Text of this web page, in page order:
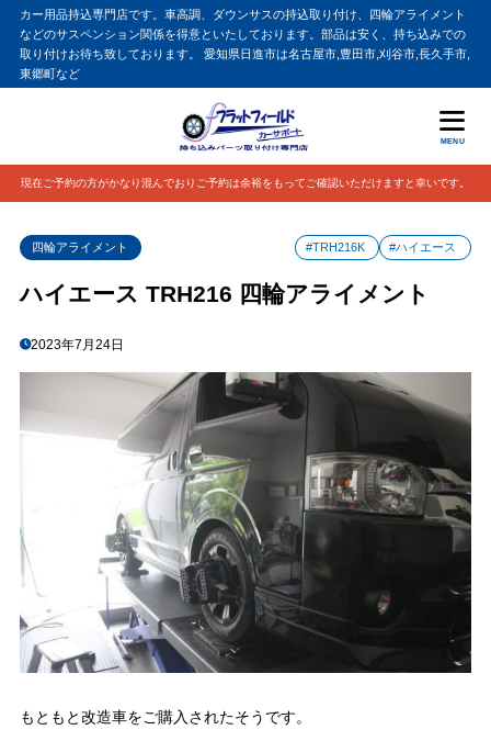
カー用品持込専門店です。車高調、ダウンサスの持込取り付け、四輪アライメント
などのサスペンション関係を得意といたしております。部品は安く、持ち込みでの
取り付けお待ち致しております。 愛知県日進市は名古屋市,豊田市,刈谷市,長久手市,
東郷町など
MENU
現在ご予約の方がかなり混んでおりご予約は余裕をもってご確認いただけますと幸いです。
四輪アライメント #TRH216K #ハイエース
ハイエース TRH216 四輪アライメント
2023年7月24日
もともと改造車をご購入されたそうです。